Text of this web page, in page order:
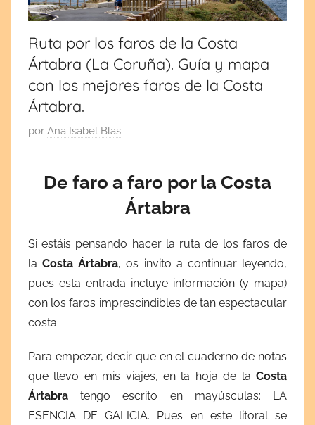
España
Europa
¡Visita
blog!
Ruta por los faros de la Costa
Ártabra (La Coruña). Guía y mapa
con los mejores faros de la Costa
Ártabra.
P
a
d
e
por Ana Isabel Blas
De faro a faro por la Costa
Ártabra
Si estáis pensando hacer la ruta de los faros de
la Costa Ártabra, os invito a continuar leyendo,
pues esta entrada incluye información (y mapa)
con los faros imprescindibles de tan espectacular
costa.
Para empezar, decir que en el cuaderno de notas
que llevo en mis viajes, en la hoja de la Costa
Ártabratengo escrito en mayúsculas: LA
ESENCIA DE GALICIA. Pues en este litoral se